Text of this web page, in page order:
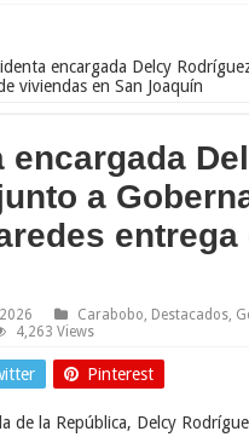
encargada Delcy
viviendas en San Joaquín
encargada
a
Carabobo Destacados
4,263 Views
Pinterest
de la República, Delcy